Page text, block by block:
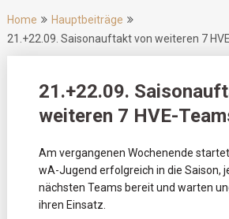
Home
Hauptbeiträge
21.+22.09. Saisonauftakt von weiteren 7
21.+22.09.
weiteren 7 HVE-
Am vergangenen Wochenende
wA-Jugend erfolgreich in die Saison,
nächsten Teams bereit und warten
ihren Einsatz.